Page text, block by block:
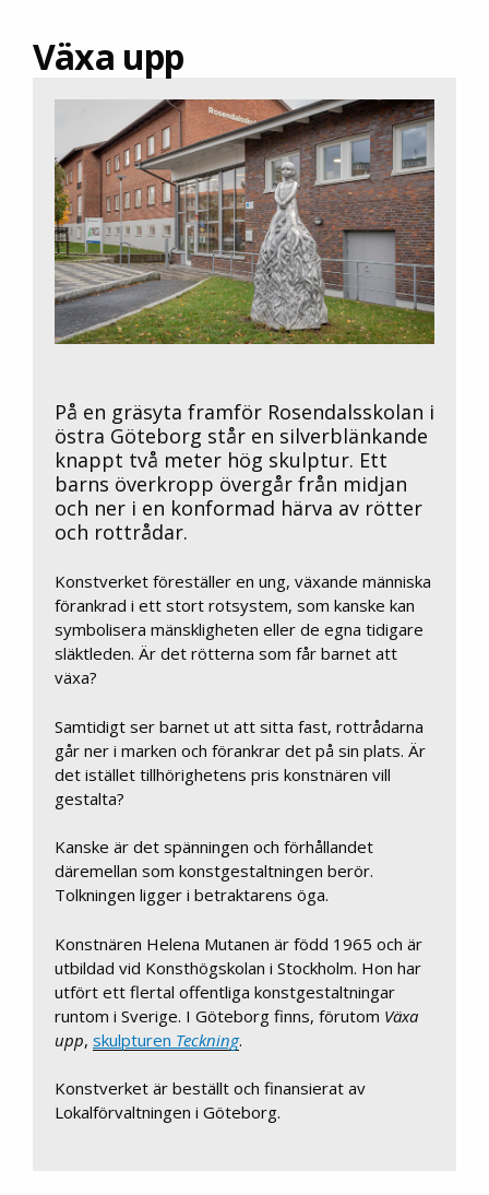
Växa upp
På en gräsyta framför Rosendalsskolan i
östra Göteborg står en silverblänkande
knappt två meter hög skulptur. Ett
barns överkropp övergår från midjan
och ner i en konformad härva av rötter
och rottrådar.
Konstverket föreställer en ung, växande människa
förankrad i ett stort rotsystem, som kanske kan
symbolisera mänskligheten eller de egna tidigare
släktleden. Är det rötterna som får barnet att
växa?
Samtidigt ser barnet ut att sitta fast, rottrådarna
går ner i marken och förankrar det på sin plats. Är
det istället tillhörighetens pris konstnären vill
gestalta?
Kanske är det spänningen och förhållandet
däremellan som konstgestaltningen berör.
Tolkningen ligger i betraktarens öga.
Konstnären Helena Mutanen är född 1965 och är
utbildad vid Konsthögskolan i Stockholm. Hon har
utfört ett flertal offentliga konstgestaltningar
runtom i Sverige. I Göteborg finns, förutom Växa
upp, skulpturen Teckning.
Konstverket är beställt och finansierat av
Lokalförvaltningen i Göteborg.